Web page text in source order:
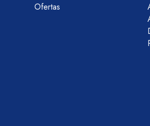
Ofertas